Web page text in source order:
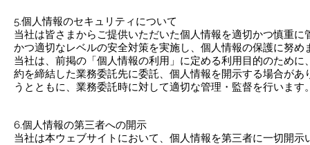
5.個人情報のセキュリティについて
当社は皆さまからご提供いただいた個人情報を適切かつ慎重
かつ適切なレベルの安全対策を実施し、個人情報の保護に努め
当社は、前掲の「個人情報の利用」に定める利用目的のため
約を締結した業務委託先に委託、個人情報を開示する場合が
うとともに、業務委託時に対して適切な管理・監督を行います
6.個人情報の第三者への開示
当社は本ウェブサイトにおいて、個人情報を第三者に一切開示